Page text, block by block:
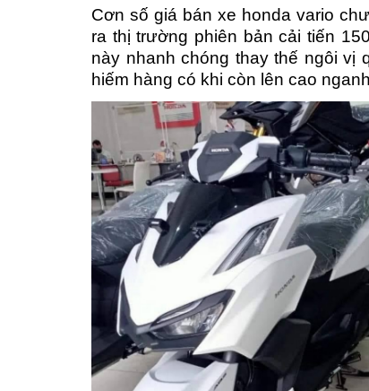
Cơn số giá bán xe honda vario
ra thị trường phiên bản cải tiến
này nhanh chóng thay thế ngôi vị
hiếm hàng có khi còn lên cao